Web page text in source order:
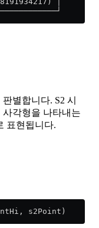
별합니다. S2 시
각형을 나타내는
표현됩니다.
s2Point)